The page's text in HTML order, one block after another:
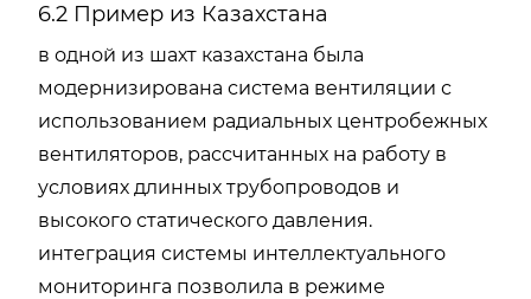
6.2 Пример из Казахстана
в одной из шахт казахстана была
модернизирована система вентиляции с
использованием радиальных центробежных
вентиляторов, рассчитанных на работу в
условиях длинных трубопроводов и
высокого статического давления.
интеграция системы интеллектуального
мониторинга позволила в режиме